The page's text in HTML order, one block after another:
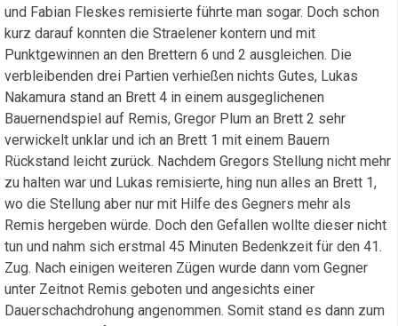
und Fabian Fleskes remisierte führte man sogar. Doch schon
kurz darauf konnten die Straelener kontern und mit
Punktgewinnen an den Brettern 6 und 2 ausgleichen. Die
verbleibenden drei Partien verhießen nichts Gutes, Lukas
Nakamura stand an Brett 4 in einem ausgeglichenen
Bauernendspiel auf Remis, Gregor Plum an Brett 2 sehr
verwickelt unklar und ich an Brett 1 mit einem Bauern
Rückstand leicht zurück. Nachdem Gregors Stellung nicht mehr
zu halten war und Lukas remisierte, hing nun alles an Brett 1,
wo die Stellung aber nur mit Hilfe des Gegners mehr als
Remis hergeben würde. Doch den Gefallen wollte dieser nicht
tun und nahm sich erstmal 45 Minuten Bedenkzeit für den 41.
Zug. Nach einigen weiteren Zügen wurde dann vom Gegner
unter Zeitnot Remis geboten und angesichts einer
Dauerschachdrohung angenommen. Somit stand es dann zum